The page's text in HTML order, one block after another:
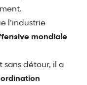
l’industrie
mondiale
sans détour, il a